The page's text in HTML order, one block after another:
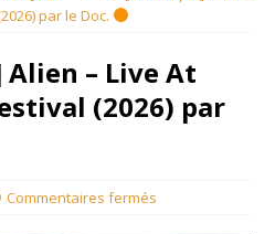
par le Doc.
– Live At
(2026) par
Commentaires fermés